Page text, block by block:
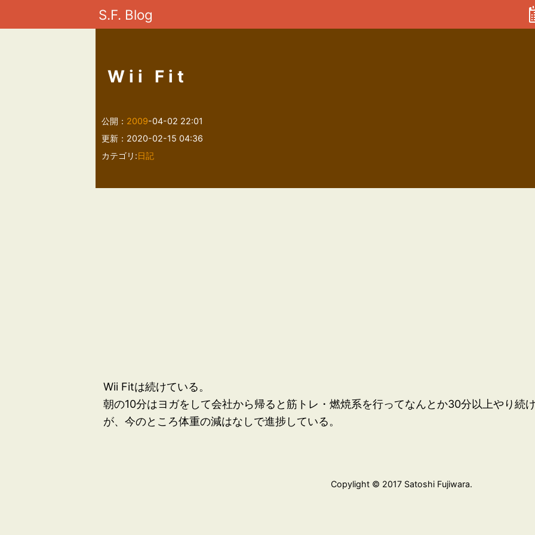
S.F. Blog
Wii Fit
公開： 2009-04-02 22:01
更新：2020-02-15 04:36
カテゴリ:日記
Wii Fitは続けている。
朝の10分はヨガをして会社から帰ると筋トレ・燃焼系を行ってなんとか30分以上やり続
が、今のところ体重の減はなしで進捗している。
Copylight © 2017 Satoshi Fujiwara.